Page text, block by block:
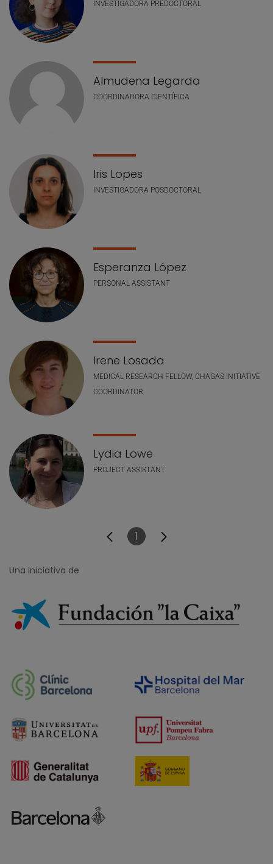
INVESTIGADORA PREDOCTORAL
Almudena Legarda
COORDINADORA CIENTÍFICA
Iris Lopes
INVESTIGADORA POSDOCTORAL
Esperanza López
PERSONAL ASSISTANT
Irene Losada
MEDICAL RESEARCH FELLOW, CHAGAS INITIATIVE
COORDINATOR
Lydia Lowe
PROJECT ASSISTANT
Página
1
Una iniciativa de